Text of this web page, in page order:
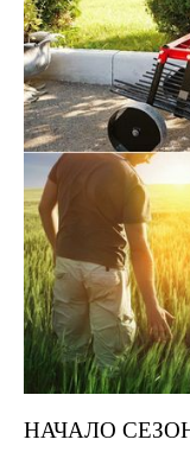
НАЧАЛО